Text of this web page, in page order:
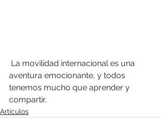
aventura emocionante, y todos
tenemos mucho que aprender y
compartir.
Artículos